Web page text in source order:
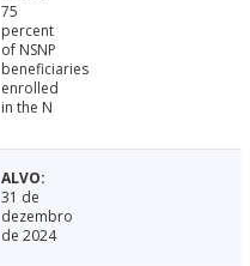
75
percent
of NSNP
beneficiaries
enrolled
in the N
31 de
dezembro
de 2024